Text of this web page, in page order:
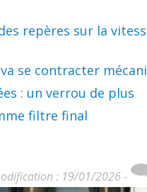
repères sur la
se contracter
: un verrou de plus
filtre final
: 19/01/2026 -